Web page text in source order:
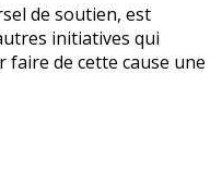
de soutien, est
initiatives qui
de cette cause une